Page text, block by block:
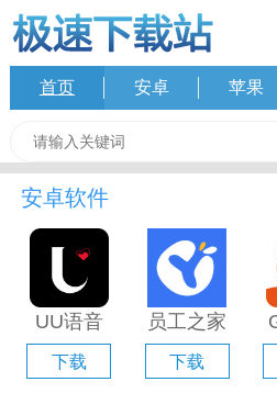
首页 安卓 苹果
安卓软件
UU语音
电脑版
「含模拟
下载
员工之家
电脑版
「含模拟
下载